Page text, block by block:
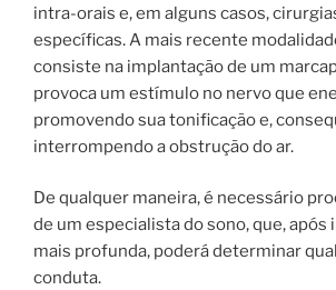
intra-orais e, em alguns casos,
específicas. A mais recente
consiste na implantação de um
provoca um estímulo no nervo que
promovendo sua tonificação e,
interrompendo a obstrução do ar.
De qualquer maneira, é necessário
de um especialista do sono, que, após
mais profunda, poderá determinar
conduta.